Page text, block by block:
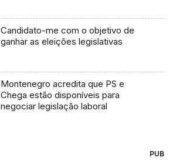
Candidato-me com o objetivo de
ganhar as eleições legislativas
Montenegro acredita que PS e
Chega estão disponíveis para
negociar legislação laboral
PUB